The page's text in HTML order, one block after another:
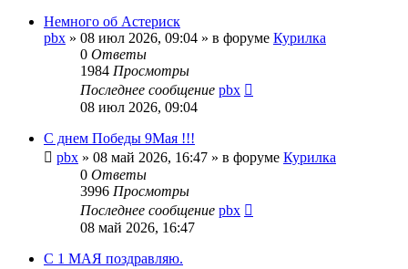
Немного об Астериск
pbx » 08 июл 2026, 09:04 » в форуме Курилка
0 Ответы
1984 Просмотры
Последнее сообщение pbx
08 июл 2026, 09:04
С днем Победы 9Мая !!!
pbx » 08 май 2026, 16:47 » в форуме Курилка
0 Ответы
3996 Просмотры
Последнее сообщение pbx
08 май 2026, 16:47
С 1 МАЯ поздравляю.